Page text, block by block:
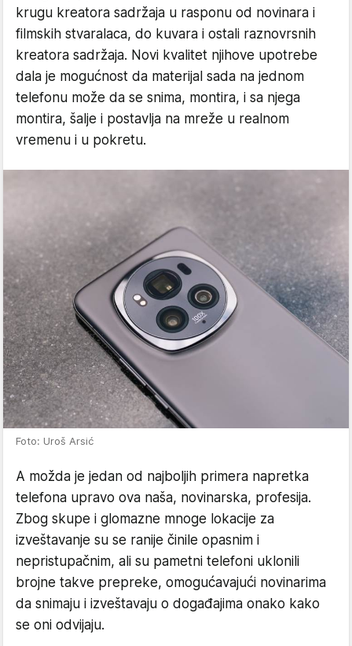
krugu kreatora sadržaja u rasponu od novinara i
filmskih stvaralaca, do kuvara i ostali raznovrsnih
kreatora sadržaja. Novi kvalitet njihove upotrebe
dala je mogućnost da materijal sada na jednom
telefonu može da se snima, montira, i sa njega
montira, šalje i postavlja na mreže u realnom
vremenu i u pokretu.
Foto: Uroš Arsić
A možda je jedan od najboljih primera napretka
telefona upravo ova naša, novinarska, profesija.
Zbog skupe i glomazne mnoge lokacije za
izveštavanje su se ranije činile opasnim i
nepristupačnim, ali su pametni telefoni uklonili
brojne takve prepreke, omogućavajući novinarima
da snimaju i izveštavaju o događajima onako kako
se oni odvijaju.